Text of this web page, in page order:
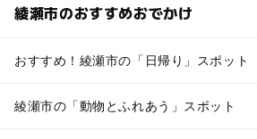
綾瀬市のおすすめおでかけ
おすすめ！綾瀬市の「日帰り」スポット
綾瀬市の「動物とふれあう」スポット